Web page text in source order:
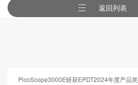
返回列表
PicoScope3000E斩获EPDT2024年度产品奖